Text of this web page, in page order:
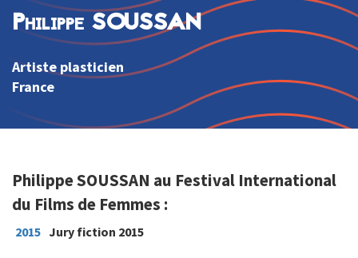
Philippe SOUSSAN
Artiste plasticien
France
Philippe SOUSSAN au Festival International
du Films de Femmes :
2015 Jury fiction 2015